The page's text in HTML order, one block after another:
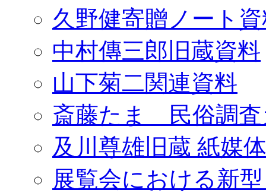
久野健寄贈ノート
中村傳三郎旧蔵資料
山下菊二関連資料
斎藤たま 民俗調査
及川尊雄旧蔵 紙媒
展覧会における新